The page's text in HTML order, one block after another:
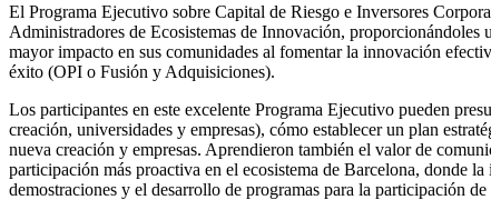
El Programa Ejecutivo sobre Capital de Riesgo e Inversores
Administradores de Ecosistemas de Innovación,
mayor impacto en sus comunidades al fomentar la innovación
éxito (OPI o Fusión y Adquisiciones).
Los participantes en este excelente Programa Ejecutivo pueden
creación, universidades y empresas), cómo establecer un plan
nueva creación y empresas. Aprendieron también el valor de
participación más proactiva en el ecosistema de Barcelona, donde
demostraciones y el desarrollo de programas para la participación